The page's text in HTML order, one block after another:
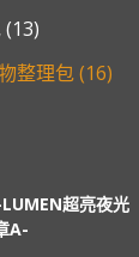
(13)
整理包(16)
LUMEN超亮夜光
A-